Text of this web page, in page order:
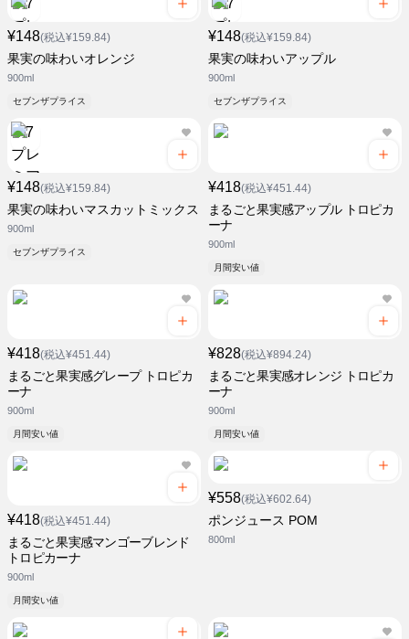
¥148(税込¥159.84)
果実の味わいオレンジ
900ml
セブンザプライス
¥148(税込¥159.84)
果実の味わいアップル
900ml
セブンザプライス
¥148(税込¥159.84)
果実の味わいマスカットミックス
900ml
セブンザプライス
¥418(税込¥451.44)
まるごと果実感アップル トロピカ
ーナ
900ml
月間安い値
¥418(税込¥451.44)
まるごと果実感グレープ トロピカ
ーナ
900ml
月間安い値
¥828(税込¥894.24)
まるごと果実感オレンジ トロピカ
ーナ
900ml
月間安い値
¥418(税込¥451.44)
まるごと果実感マンゴーブレンド
トロピカーナ
900ml
月間安い値
¥558(税込¥602.64)
ポンジュース POM
800ml